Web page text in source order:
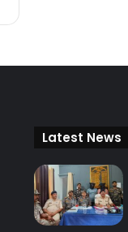
Latest News